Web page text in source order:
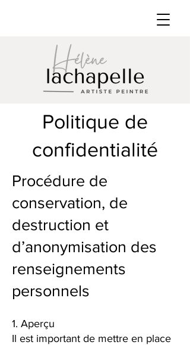
Politique de
confidentialité
Procédure de
conservation, de
destruction et
d’anonymisation des
renseignements
personnels
1. Aperçu
Il est important de mettre en place